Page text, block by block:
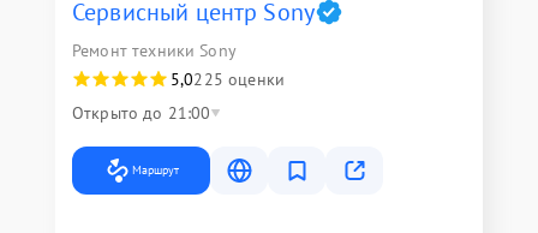
Сервисный центр Sony
Ремонт техники Sony
5,0225 оценки
Открыто до 21:00
Маршрут